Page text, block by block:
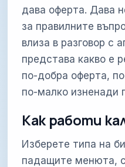
дава оферта. Дава
за правилните
влиза в разговор с
представа какво е
по-добра оферта,
по-малко изненади
Как работи
Изберете типа на
падащите менюта,